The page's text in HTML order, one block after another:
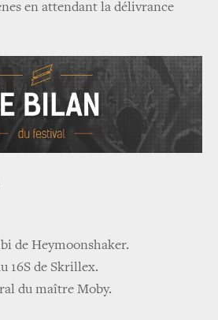
en attendant la délivrance
de Heymoonshaker.
16S de Skrillex.
du maître Moby.